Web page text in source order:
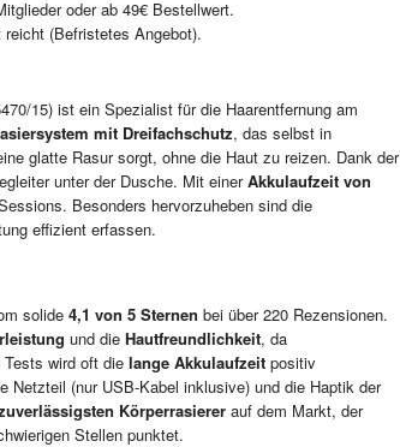
oder ab 49€ Bestellwert.
reicht (Befristetes Angebot).
15) ist ein Spezialist für die Haarentfernung am
mit Dreifachschutz, das selbst in
glatte Rasur sorgt, ohne die Haut zu reizen. Dank der
unter der Dusche. Mit einerAkkulaufzeit von
Besonders hervorzuheben sind die
effizient erfassen.
solide 4,1 von 5 Sternen bei über 220 Rezensionen.
und die Hautfreundlichkeit, da
wird oft die lange Akkulaufzeit positiv
Netzteil (nur USB-Kabel inklusive) und die Haptik der
Körperrasierer auf dem Markt, der
Stellen punktet.